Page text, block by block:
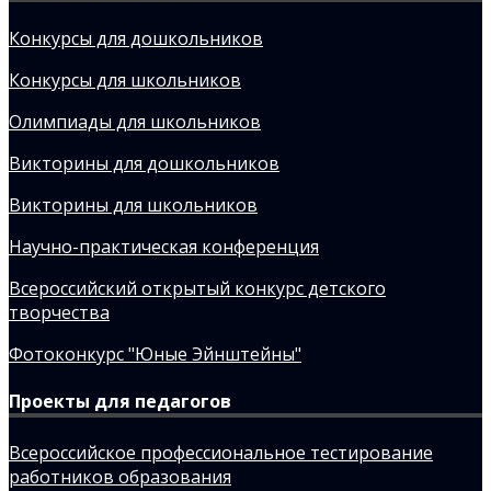
Конкурсы для дошкольников
Конкурсы для школьников
Олимпиады для школьников
Викторины для дошкольников
Викторины для школьников
Научно-практическая конференция
Всероссийский открытый конкурс детского
творчества
Фотоконкурс "Юные Эйнштейны"
Проекты для педагогов
Всероссийское профессиональное тестирование
работников образования